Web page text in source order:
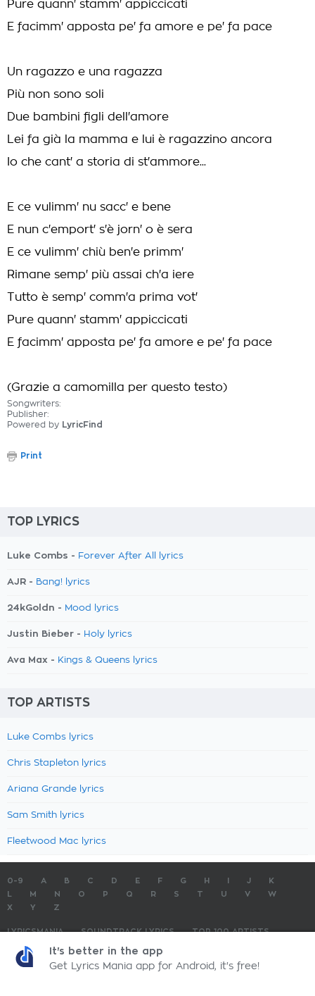
Pure quann' stamm' appiccicati
E facimm' apposta pe' fa amore e pe' fa pace
Un ragazzo e una ragazza
Più non sono soli
Due bambini figli dell'amore
Lei fa già la mamma e lui è ragazzino ancora
Io che cant' a storia di st'ammore...
E ce vulimm' nu sacc' e bene
E nun c'emport' s'è jorn' o è sera
E ce vulimm' chiù ben'e primm'
Rimane semp' più assai ch'a iere
Tutto è semp' comm'a prima vot'
Pure quann' stamm' appiccicati
E facimm' apposta pe' fa amore e pe' fa pace
(Grazie a camomilla per questo testo)
Songwriters:
Publisher:
Powered by LyricFind
Print
TOP LYRICS
Luke Combs - Forever After All lyrics
AJR - Bang! lyrics
24kGoldn - Mood lyrics
Justin Bieber - Holy lyrics
Ava Max - Kings & Queens lyrics
TOP ARTISTS
Luke Combs lyrics
Chris Stapleton lyrics
Ariana Grande lyrics
Sam Smith lyrics
Fleetwood Mac lyrics
0-9 A B C D E F G H J
K
M N O P Q R S T U V
W
X
Y Z
LYRICSMANIA SOUNDTRACK LYRICS
TOP 100 ARTISTS
TOP 100 LYRICS
LyricsMania.com - Copyright © 2026 - All Rights ReservedPrivacy Policy
It's better in the app
Get Lyrics Mania app for Android, it's free!